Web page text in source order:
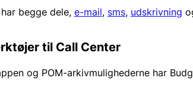
begge dele, e-mail, sms, udskrivning
til Call Center
og POM-arkivmulighederne har